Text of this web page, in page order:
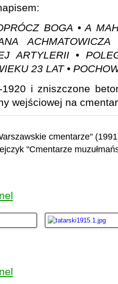
BOGA • A
ARTYLERII •
23 LAT •
i zniszczone
wejściowej na
cmentarze"
"Cmentarze